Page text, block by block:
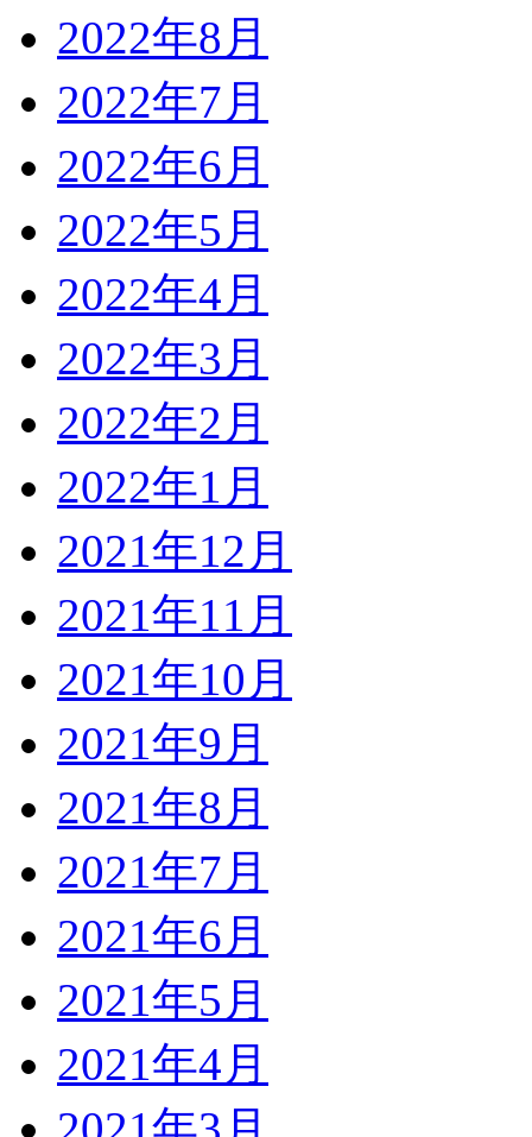
2022年8月
2022年7月
2022年6月
2022年5月
2022年4月
2022年3月
2022年2月
2022年1月
2021年12月
2021年11月
2021年10月
2021年9月
2021年8月
2021年7月
2021年6月
2021年5月
2021年4月